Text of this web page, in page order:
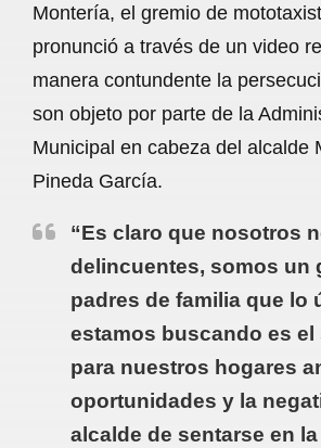
o
o
k
A
p
p
r
a
m
Montería, el gremio de
pronunció a través de un video
manera contundente la
son objeto por parte de la
Municipal en cabeza del alcalde
Pineda García.
“Es claro que nosotros
delincuentes, somos un
padres de familia que lo
estamos buscando es el
para nuestros hogares
oportunidades y la
alcalde de sentarse en